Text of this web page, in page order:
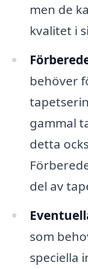
men de
kvalitet i
behöver
gammal
detta
del av
som
speciella